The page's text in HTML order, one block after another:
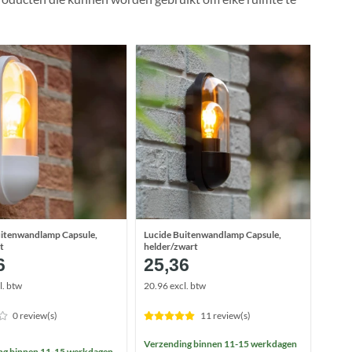
Capsule,
btw
0 review(s)
Lucide Buitenwandlamp Capsule,
helder/zwart
25,36
20.96 excl. btw
11 review(s)
Verzending binnen 11-15 werkdagen